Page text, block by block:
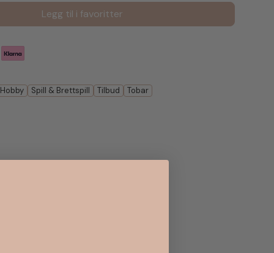
Legg til i favoritter
Spill & Brettspill Tilbud Tobar